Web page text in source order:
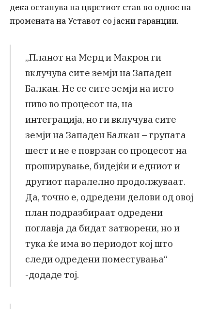
дека останува на цврстиот став во однос на
промената на Уставот со јасни гаранции.
„Планот на Мерц и Макрон ги
вклучува сите земји на Западен
Балкан. Не се сите земји на исто
ниво во процесот на, на
интеграција, но ги вклучува сите
земји на Западен Балкан – групата
шест и не е поврзан со процесот на
проширување, бидејќи и едниот и
другиот паралелно продолжуваат.
Да, точно е, одредени делови од овој
план подразбираат одредени
поглавја да бидат затворени, но и
тука ќе има во периодот кој што
следи одредени поместувања“
-додаде тој.